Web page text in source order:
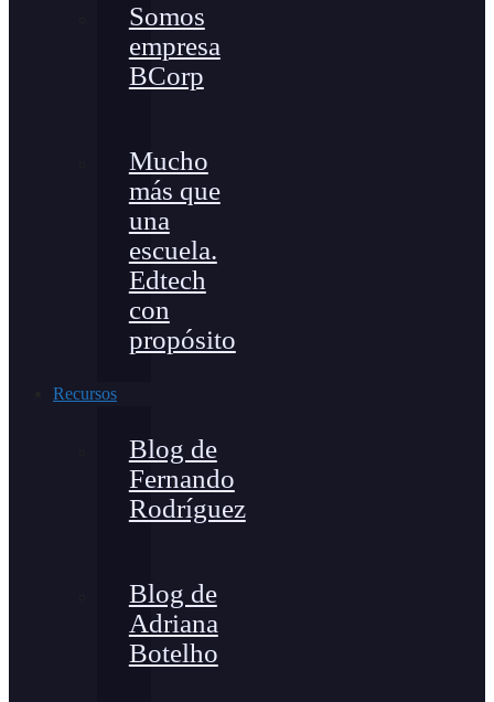
Somos
empresa
BCorp
Mucho
más que
una
escuela.
Edtech
con
propósito
Recursos
Blog de
Fernando
Rodríguez
Blog de
Adriana
Botelho